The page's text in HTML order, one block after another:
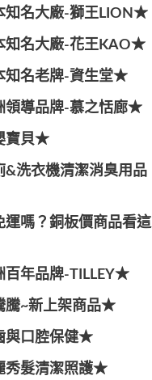
名大廠-獅王LION★
名大廠-花王KAO★
名老牌-資生堂★
導品牌-慕之恬廊★
寶貝★
洗衣機清潔消臭用品
嗎？銅板價商品看這
年品牌-TILLEY★
~新上架商品★
與口腔保健★
髮清潔照護★